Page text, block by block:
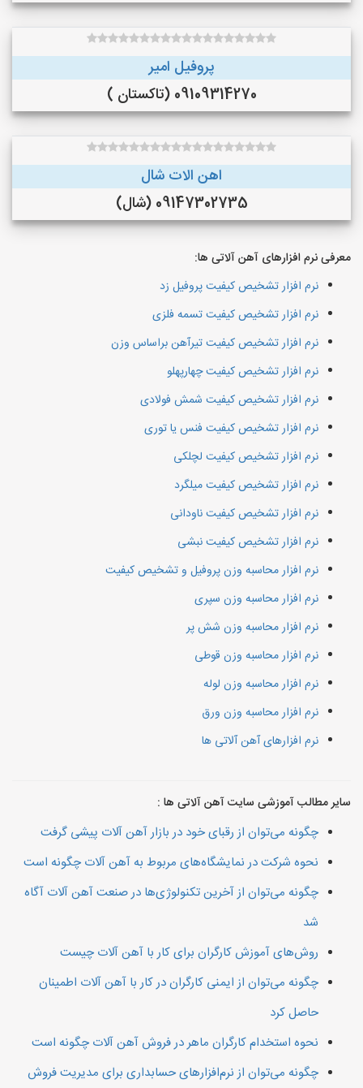
پروفیل امیر
09109314270 (تاکستان )
اهن الات شال
09147302735 (شال)
معرفی نرم افزارهای آهن آلاتی ها:
نرم افزار تشخیص کیفیت پروفیل زد
نرم افزار تشخیص کیفیت تسمه فلزی
نرم افزار تشخیص کیفیت تیرآهن براساس وزن
نرم افزار تشخیص کیفیت چهارپهلو
نرم افزار تشخیص کیفیت شمش فولادی
نرم افزار تشخیص کیفیت فنس یا توری
نرم افزار تشخیص کیفیت لچلکی
نرم افزار تشخیص کیفیت میلگرد
نرم افزار تشخیص کیفیت ناودانی
نرم افزار تشخیص کیفیت نبشی
نرم افزار محاسبه وزن پروفیل و تشخیص کیفیت
نرم افزار محاسبه وزن سپری
نرم افزار محاسبه وزن شش پر
نرم افزار محاسبه وزن قوطی
نرم افزار محاسبه وزن لوله
نرم افزار محاسبه وزن ورق
نرم افزارهای آهن آلاتی ها
سایر مطالب آموزشی سایت آهن آلاتی ها :
چگونه می‌توان از رقبای خود در بازار آهن آلات پیشی گرفت
نحوه شرکت در نمایشگاه‌های مربوط به آهن آلات چگونه است
چگونه می‌توان از آخرین تکنولوژی‌ها در صنعت آهن آلات آگاه
شد
روش‌های آموزش کارگران برای کار با آهن آلات چیست
چگونه می‌توان از ایمنی کارگران در کار با آهن آلات اطمینان
حاصل کرد
نحوه استخدام کارگران ماهر در فروش آهن آلات چگونه است
چگونه می‌توان از نرم‌افزارهای حسابداری برای مدیریت فروش